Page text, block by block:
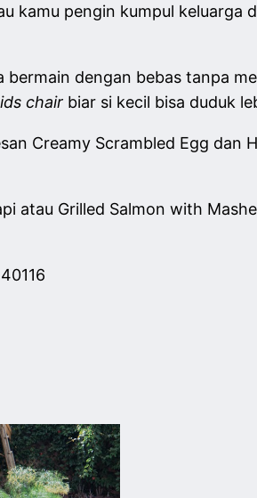
kamu pengin kumpul keluarga
bermain dengan bebas tanpa
chair biar si kecil bisa duduk
Creamy Scrambled Egg dan
atau Grilled Salmon with